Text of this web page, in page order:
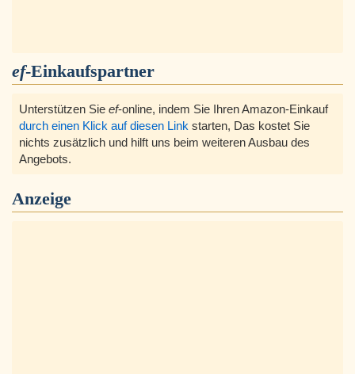
ef-Einkaufspartner
Unterstützen Sie ef-online, indem Sie Ihren Amazon-Einkauf
durch einen Klick auf diesen Link starten, Das kostet Sie
nichts zusätzlich und hilft uns beim weiteren Ausbau des
Angebots.
Anzeige